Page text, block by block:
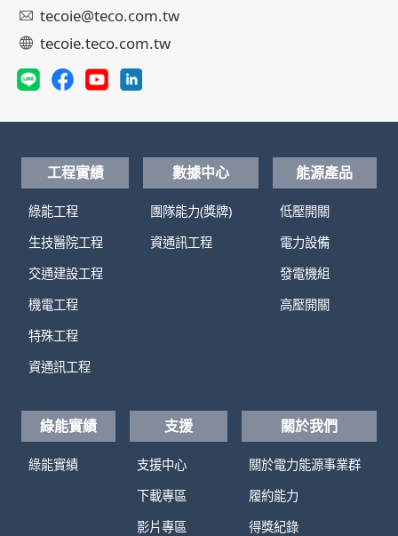
tecoie@teco.com.tw
tecoie.teco.com.tw
工程實績
綠能工程
生技醫院工程
交通建設工程
機電工程
特殊工程
資通訊工程
數據中心
團隊能力(獎牌)
資通訊工程
能源產品
低壓開關
電力設備
發電機組
高壓開關
綠能實績
綠能實績
支援
支援中心
下載專區
影片專區
關於我們
關於電力能源事業群
履約能力
得獎紀錄